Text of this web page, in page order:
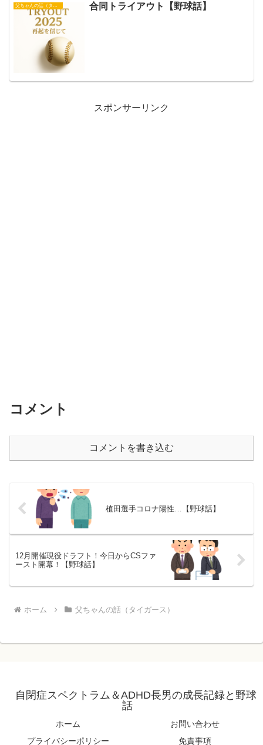
合同トライアウト【野球話】
スポンサーリンク
コメント
コメントを書き込む
植田選手コロナ陽性…【野球話】
12月開催現役ドラフト！今日からCSファ
ースト開幕！【野球話】
ホーム 父ちゃんの話（タイガース）
自閉症スペクトラム＆ADHD長男の成長記録と野球
話
ホーム
お問い合わせ
プライバシーポリシー
免責事項